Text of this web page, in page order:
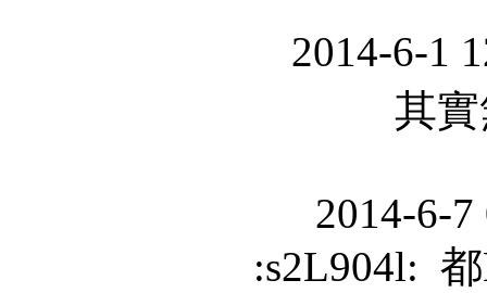
2014-6-1
其
2014-6-
:s2L904l: